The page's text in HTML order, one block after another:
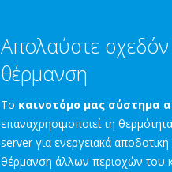
Απολαύστε
θέρμανση
Το καινοτόμο μας σύστημα
επαναχρησιμοποιεί τη
server για ενεργειακά
θέρμανση άλλων περιοχών του